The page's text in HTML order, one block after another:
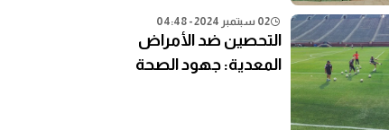
02 سبتمبر 2024 - 04:48
التحصين ضد الأمراض
المعدية: جهود الصحة